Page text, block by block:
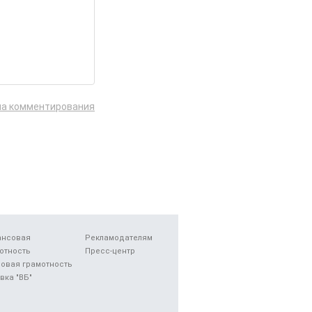
комментирования
грамотность
"ВБ"
Рекламодателям
Пресс-центр